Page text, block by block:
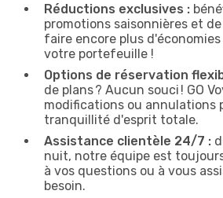
Réductions exclusives :
promotions saisonnières et
faire encore plus
votre portefeuille !
Options de réservation
de plans ? Aucun souci ! GO
modifications ou annulations
tranquillité d'esprit totale.
Assistance clientèle 24/7 :
nuit, notre équipe est
à vos questions ou à vous
besoin.